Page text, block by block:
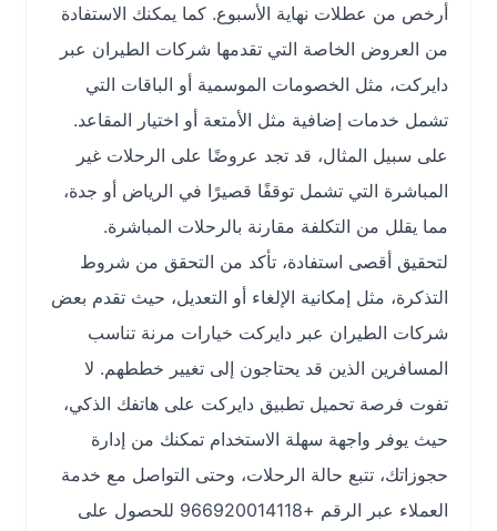
أرخص من عطلات نهاية الأسبوع. كما يمكنك الاستفادة
من العروض الخاصة التي تقدمها شركات الطيران عبر
دايركت، مثل الخصومات الموسمية أو الباقات التي
تشمل خدمات إضافية مثل الأمتعة أو اختيار المقاعد.
على سبيل المثال، قد تجد عروضًا على الرحلات غير
المباشرة التي تشمل توقفًا قصيرًا في الرياض أو جدة،
مما يقلل من التكلفة مقارنة بالرحلات المباشرة.
لتحقيق أقصى استفادة، تأكد من التحقق من شروط
التذكرة، مثل إمكانية الإلغاء أو التعديل، حيث تقدم بعض
شركات الطيران عبر دايركت خيارات مرنة تناسب
المسافرين الذين قد يحتاجون إلى تغيير خططهم. لا
تفوت فرصة تحميل تطبيق دايركت على هاتفك الذكي،
حيث يوفر واجهة سهلة الاستخدام تمكنك من إدارة
حجوزاتك، تتبع حالة الرحلات، وحتى التواصل مع خدمة
العملاء عبر الرقم +966920014118 للحصول على